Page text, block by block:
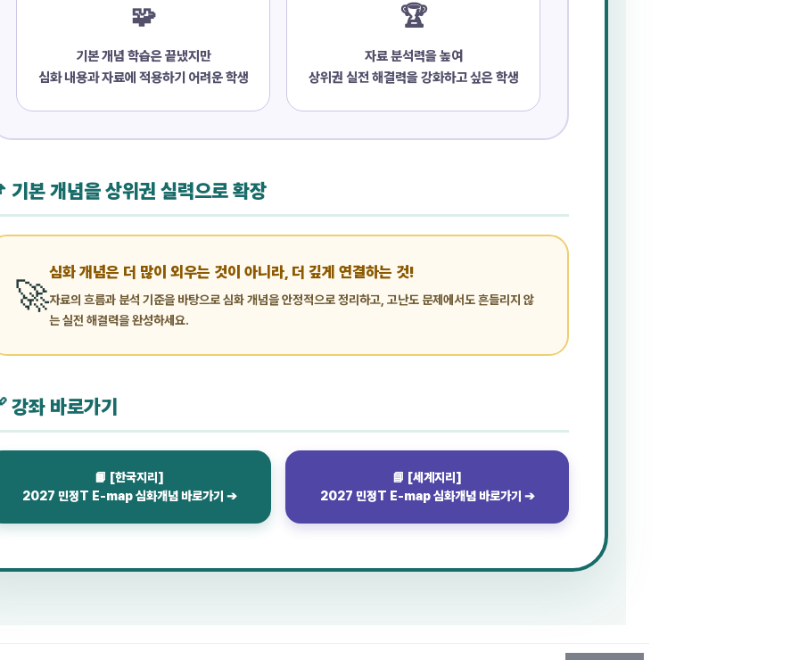
🧩
기본 개념 학습은 끝냈지만
심화 내용과 자료에 적용하기 어려운 학생
🏆
자료 분석력을 높여
상위권 실전 해결력을 강화하고 싶은 학생
기본 개념을 상위권 실력으로 확장
🚀
심화 개념은 더 많이 외우는 것이 아니라, 더 깊게 연결하는 것!
자료의 흐름과 분석 기준을 바탕으로 심화 개념을 안정적으로 정리하고, 고난도 문제에서도 흔들리지 않
는 실전 해결력을 완성하세요.
강좌 바로가기
📙 [한국지리]
2027 민정T E-map 심화개념 바로가기 ➔
📘 [세계지리]
2027 민정T E-map 심화개념 바로가기 ➔